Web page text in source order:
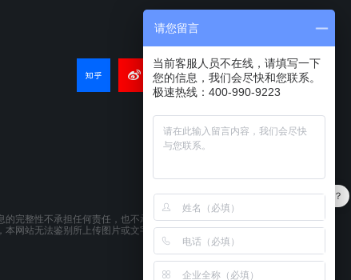
完整性不承担任何责任，也不承诺即时或不断更新本网
网站无法鉴别所上传图片或文字的知识版权，如果侵
最近有优惠吗？
请您留言
当前客服人员不在线，请填写一下
您的信息，我们会尽快和您联系。
极速热线：400-990-9223